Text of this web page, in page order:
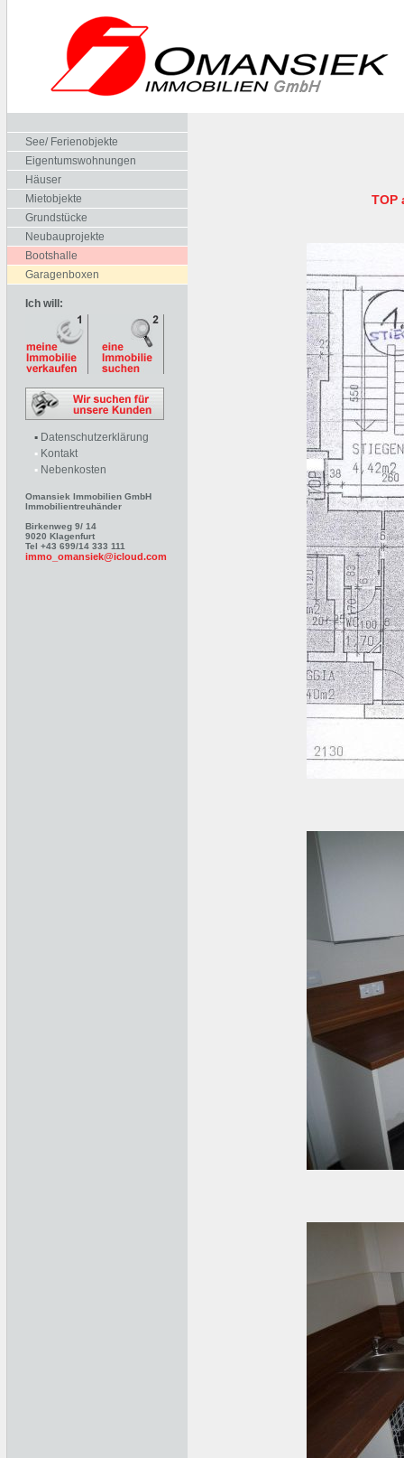
See/ Ferienobjekte
Eigentumswohnungen
Häuser
Mietobjekte
Grundstücke
Neubauprojekte
Bootshalle
Garagenboxen
Ich will:
▪ Datenschutzerklärung
▪ Kontakt
▪ Nebenkosten
Omansiek Immobilien GmbH
Immobilientreuhänder
Birkenweg 9/ 14
9020 Klagenfurt
Tel +43 699/14 333 111
immo_omansiek@icloud.com
TOP